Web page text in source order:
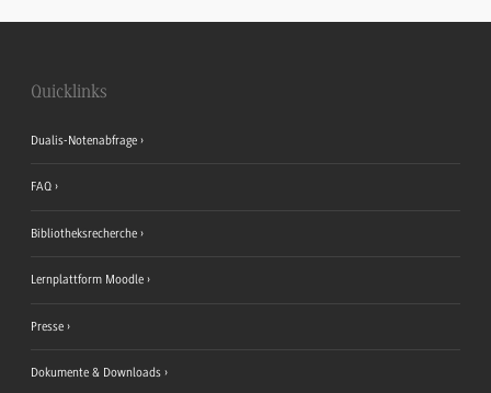
Quicklinks
Dualis-Notenabfrage
FAQ
Bibliotheksrecherche
Lernplattform Moodle
Presse
Dokumente & Downloads